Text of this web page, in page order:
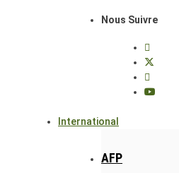
Nous Suivre
International
AFP